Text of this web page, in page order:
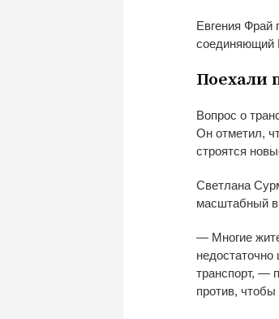
Евгения Фрай
Поехали
Вопрос о
Он отметил,
строятся
Светлана
масштабный
— Многие
транспорт, —
против, чтобы